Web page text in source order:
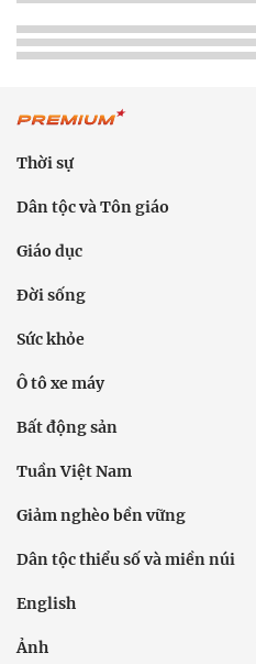
Thời sự
Dân tộc và Tôn giáo
Giáo dục
Đời sống
Sức khỏe
Ô tô xe máy
Bất động sản
Tuần Việt Nam
Giảm nghèo bền vững
Dân tộc thiểu số và miền núi
English
Ảnh